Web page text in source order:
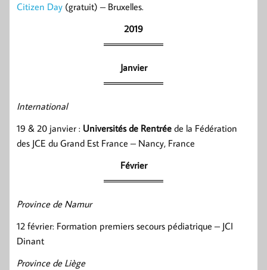
Citizen Day (gratuit) – Bruxelles.
2019
Janvier
International
19 & 20 janvier : Universités de Rentrée de la Fédération
des JCE du Grand Est France – Nancy, France
Février
Province de Namur
12 février: Formation premiers secours pédiatrique – JCI
Dinant
Province de Liège